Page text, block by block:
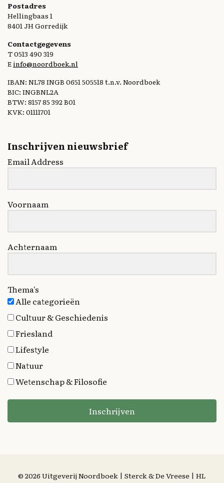
Postadres
Hellingbaas 1
8401 JH Gorredijk
Contactgegevens
T 0513 490 319
E info@noordboek.nl
IBAN: NL78 INGB 0651 505518 t.n.v. Noordboek
BIC: INGBNL2A
BTW: 8157 85 392 B01
KVK: 01111701
Inschrijven nieuwsbrief
Email Address
Voornaam
Achternaam
Thema's
Alle categorieën
Cultuur & Geschiedenis
Friesland
Lifestyle
Natuur
Wetenschap & Filosofie
Inschrijven
© 2026 Uitgeverij Noordboek | Sterck & De Vreese | HL